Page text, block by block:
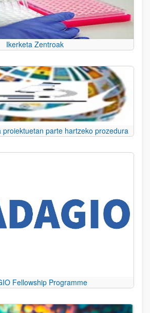
Ikerketa Zentroak
proiektuetan parte hartzeko prozedura
Fellowship Programme